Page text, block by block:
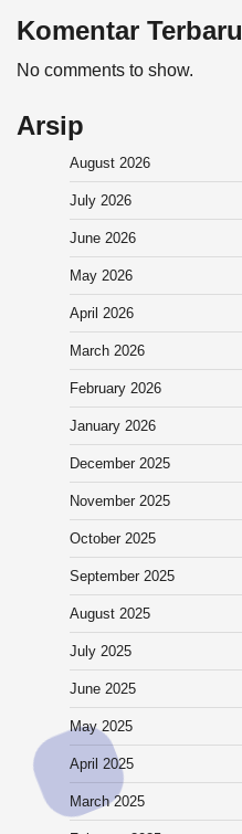
Komentar Terbaru
No comments to show.
Arsip
August 2026
July 2026
June 2026
May 2026
April 2026
March 2026
February 2026
January 2026
December 2025
November 2025
October 2025
September 2025
August 2025
July 2025
June 2025
May 2025
April 2025
March 2025